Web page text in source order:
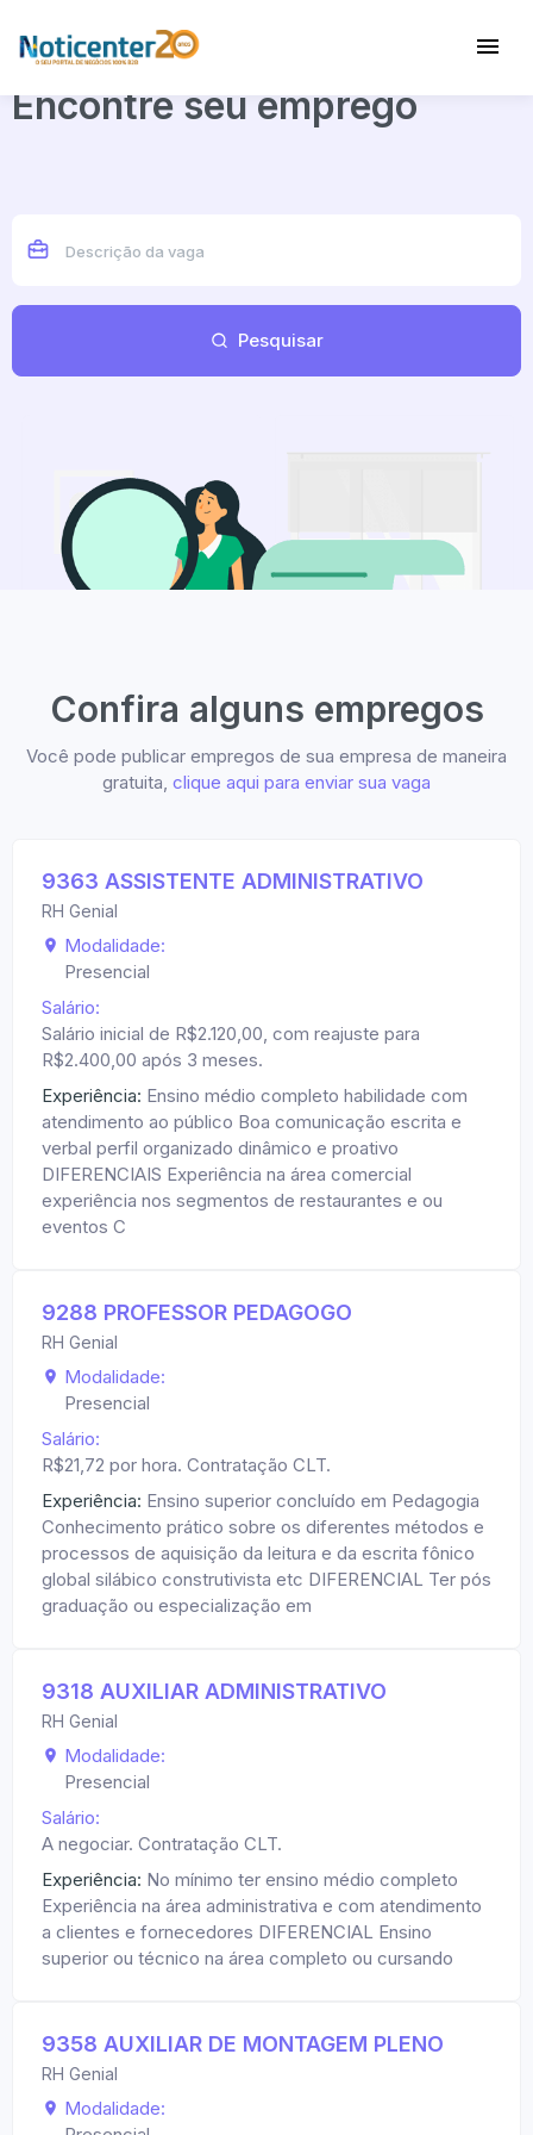
Encontre seu emprego
Pesquisar
Confira alguns empregos
Você pode publicar empregos de sua empresa de maneira
gratuita, clique aqui para enviar sua vaga
9363 ASSISTENTE ADMINISTRATIVO
RH Genial
Modalidade:
Presencial
Salário:
Salário inicial de R$2.120,00, com reajuste para
R$2.400,00 após 3 meses.
Experiência: Ensino médio completo habilidade com
atendimento ao público Boa comunicação escrita e
verbal perfil organizado dinâmico e proativo
DIFERENCIAIS Experiência na área comercial
experiência nos segmentos de restaurantes e ou
eventos C
9288 PROFESSOR PEDAGOGO
RH Genial
Modalidade:
Presencial
Salário:
R$21,72 por hora. Contratação CLT.
Experiência: Ensino superior concluído em Pedagogia
Conhecimento prático sobre os diferentes métodos e
processos de aquisição da leitura e da escrita fônico
global silábico construtivista etc DIFERENCIAL Ter pós
graduação ou especialização em
9318 AUXILIAR ADMINISTRATIVO
RH Genial
Modalidade:
Presencial
Salário:
A negociar. Contratação CLT.
Experiência: No mínimo ter ensino médio completo
Experiência na área administrativa e com atendimento
a clientes e fornecedores DIFERENCIAL Ensino
superior ou técnico na área completo ou cursando
9358 AUXILIAR DE MONTAGEM PLENO
RH Genial
Modalidade: